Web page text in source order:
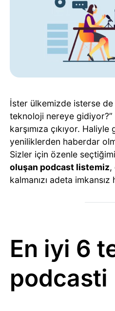
İster ülkemizde isterse
teknoloji nereye
karşımıza çıkıyor.
yeniliklerden haberdar
Sizler için özenle
oluşan podcast listemiz,
kalmanızı adeta
En iyi 6
podcasti